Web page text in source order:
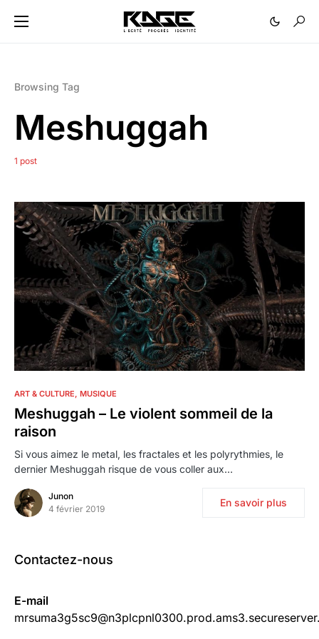
Browsing Tag
Meshuggah
1 post
ART & CULTURE MUSIQUE
Meshuggah – Le violent sommeil de la
raison
Si vous aimez le metal, les fractales et les polyrythmies, le
dernier Meshuggah risque de vous coller aux…
Junon
4 février 2019
En savoir plus
Contactez-nous
E-mail